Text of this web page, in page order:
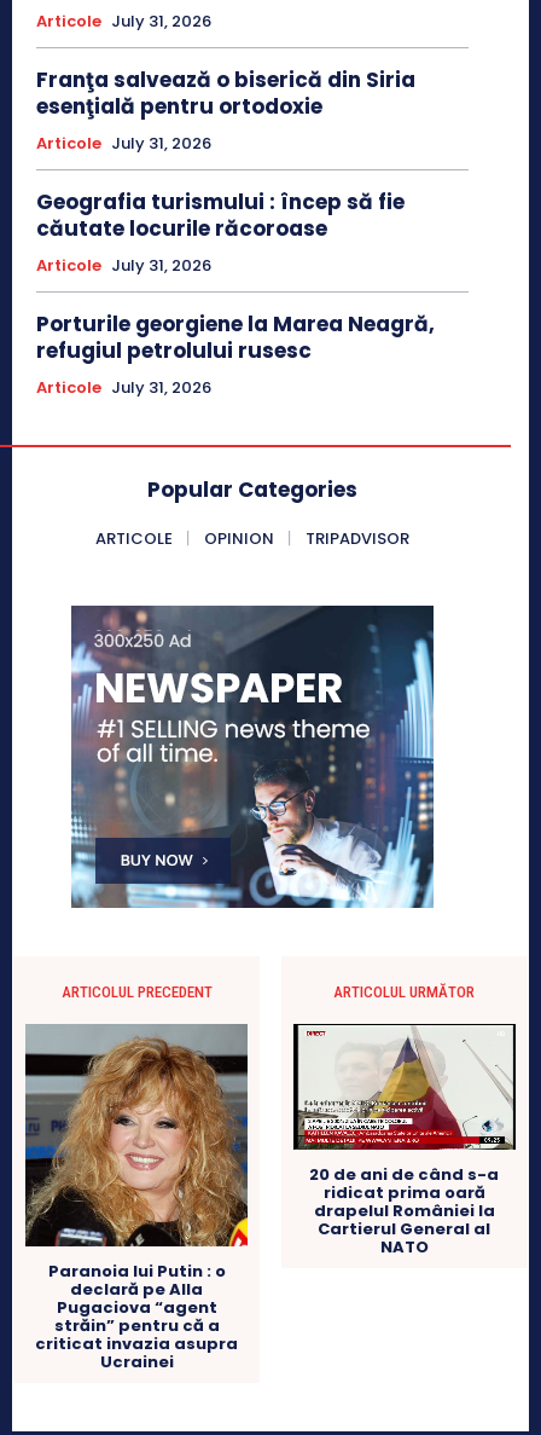
Articole July 31, 2026
Franţa salvează o biserică din Siria
esenţială pentru ortodoxie
Articole July 31, 2026
Geografia turismului : încep să fie
căutate locurile răcoroase
Articole July 31, 2026
Porturile georgiene la Marea Neagră,
refugiul petrolului rusesc
Articole July 31, 2026
Popular Categories
ARTICOLE OPINION TRIPADVISOR
ARTICOLUL PRECEDENT
Paranoia lui Putin : o
declară pe Alla
Pugaciova “agent
străin” pentru că a
criticat invazia asupra
Ucrainei
ARTICOLUL URMĂTOR
20 de ani de când s-a
ridicat prima oară
drapelul României la
Cartierul General al
NATO